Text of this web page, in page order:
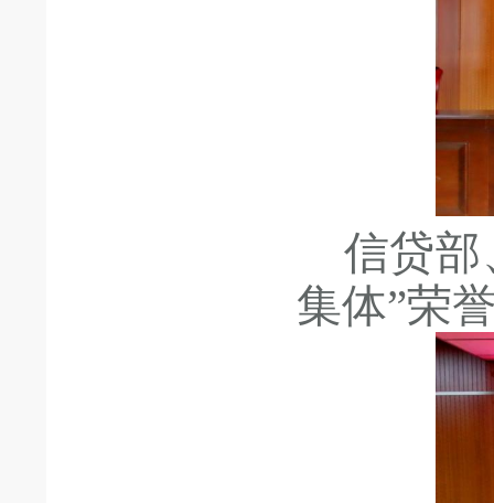
信贷
集体”荣